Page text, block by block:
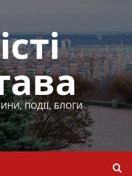
ПОДІЇ, БЛОГИ